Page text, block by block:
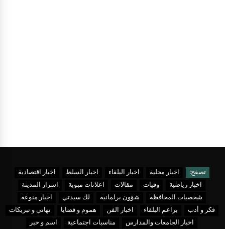
تصفح: اخبار محلية اخبار البلقاء اخبار السلط
اخبار اقتصادية
اخبار رياضية
وفيات مقالات اعلانات مبوبة
اسرار المدينة
شخصيات المحافظة
شؤون برلمانية لك سيدتي
اخبار منوعة
فكر و أدب
براعم البلقاء اخبار الفن هموم و قضايا
تهاني و تبريكات
اخبار الجامعات والمدارس
مناسبات اجتماعية اسم و خبر